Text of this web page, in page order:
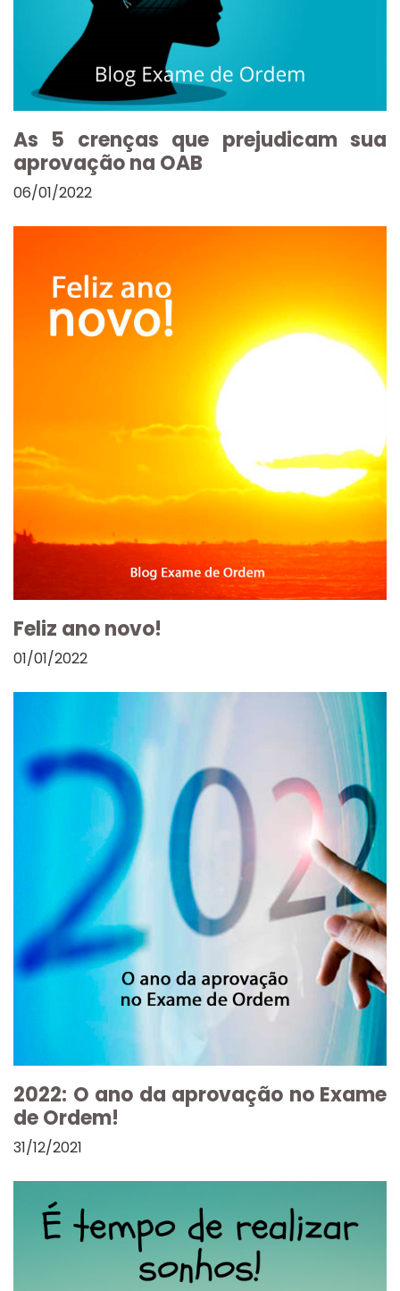
As 5 crenças que prejudicam sua
aprovação na OAB
06/01/2022
Feliz ano novo!
01/01/2022
2022: O ano da aprovação no Exame
de Ordem!
31/12/2021